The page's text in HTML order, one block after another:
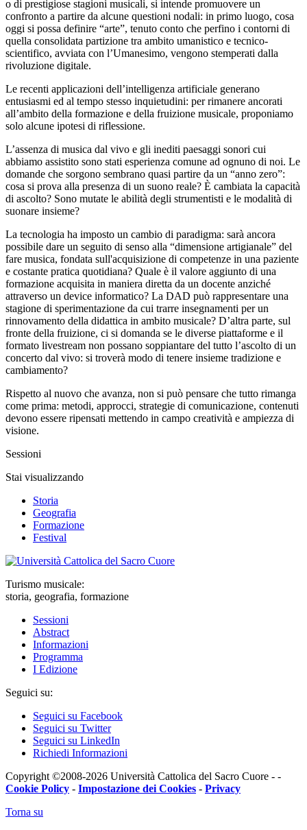
o di prestigiose stagioni musicali, si intende promuovere un
confronto a partire da alcune questioni nodali: in primo luogo, cosa
oggi si possa definire “arte”, tenuto conto che perfino i contorni di
quella consolidata partizione tra ambito umanistico e tecnico-
scientifico, avviata con l’Umanesimo, vengono stemperati dalla
rivoluzione digitale.
Le recenti applicazioni dell’intelligenza artificiale generano
entusiasmi ed al tempo stesso inquietudini: per rimanere ancorati
all’ambito della formazione e della fruizione musicale, proponiamo
solo alcune ipotesi di riflessione.
L’assenza di musica dal vivo e gli inediti paesaggi sonori cui
abbiamo assistito sono stati esperienza comune ad ognuno di noi. Le
domande che sorgono sembrano quasi partire da un “anno zero”:
cosa si prova alla presenza di un suono reale? È cambiata la capacità
di ascolto? Sono mutate le abilità degli strumentisti e le modalità di
suonare insieme?
La tecnologia ha imposto un cambio di paradigma: sarà ancora
possibile dare un seguito di senso alla “dimensione artigianale” del
fare musica, fondata sull'acquisizione di competenze in una paziente
e costante pratica quotidiana? Quale è il valore aggiunto di una
formazione acquisita in maniera diretta da un docente anziché
attraverso un device informatico? La DAD può rappresentare una
stagione di sperimentazione da cui trarre insegnamenti per un
rinnovamento della didattica in ambito musicale? D’altra parte, sul
fronte della fruizione, ci si domanda se le diverse piattaforme e il
formato livestream non possano soppiantare del tutto l’ascolto di un
concerto dal vivo: si troverà modo di tenere insieme tradizione e
cambiamento?
Rispetto al nuovo che avanza, non si può pensare che tutto rimanga
come prima: metodi, approcci, strategie di comunicazione, contenuti
devono essere ripensati mettendo in campo creatività e ampiezza di
visione.
Sessioni
Stai visualizzando
Storia
Geografia
Formazione
Festival
Turismo musicale:
storia, geografia, formazione
Sessioni
Abstract
Informazioni
Programma
I Edizione
Seguici su:
Seguici su Facebook
Seguici su Twitter
Seguici su LinkedIn
Richiedi Informazioni
Copyright ©2008-2026 Università Cattolica del Sacro Cuore - -
Cookie Policy - Impostazione dei Cookies - Privacy
Torna su